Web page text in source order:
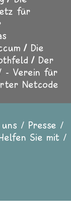
für
Die
Der
- Verein für
Netcode
Presse
Sie mit